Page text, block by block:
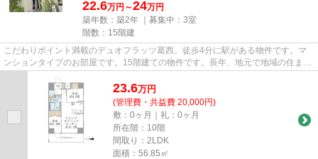
22.6万円～24万円
築年数：築2年 ｜募集中： 3室
階数：15階建
こだわりポイント満載のデュオフラッツ葛西。徒歩4分に駅がある物件です。マ
ンションタイプのお部屋です。15階建ての物件です。長年、地元で地域の住まい
23.6万円
(管理費・共益費 20,000円)
敷：0ヶ月｜礼：0ヶ月
所在階：10階
間取り：2LDK
面積：56.85㎡